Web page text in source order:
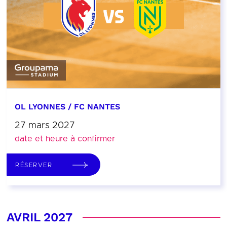
OL LYONNES / FC NANTES
27 mars 2027
date et heure à confirmer
RÉSERVER
AVRIL 2027